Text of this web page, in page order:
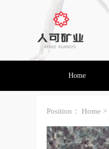
Home
Position： Home >